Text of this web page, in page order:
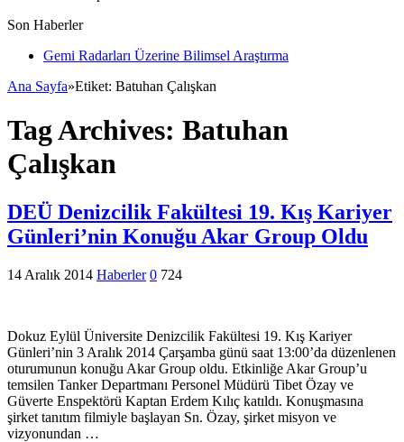
Son Haberler
Gemi Radarları Üzerine Bilimsel Araştırma
Ana Sayfa»Etiket: Batuhan Çalışkan
Tag Archives: Batuhan
Çalışkan
DEÜ Denizcilik Fakültesi 19. Kış Kariyer
Günleri’nin Konuğu Akar Group Oldu
14 Aralık 2014 Haberler 0 724
Dokuz Eylül Üniversite Denizcilik Fakültesi 19. Kış Kariyer
Günleri’nin 3 Aralık 2014 Çarşamba günü saat 13:00’da düzenlenen
oturumunun konuğu Akar Group oldu. Etkinliğe Akar Group’u
temsilen Tanker Departmanı Personel Müdürü Tibet Özay ve
Güverte Enspektörü Kaptan Erdem Kılıç katıldı. Konuşmasına
şirket tanıtım filmiyle başlayan Sn. Özay, şirket misyon ve
vizyonundan …